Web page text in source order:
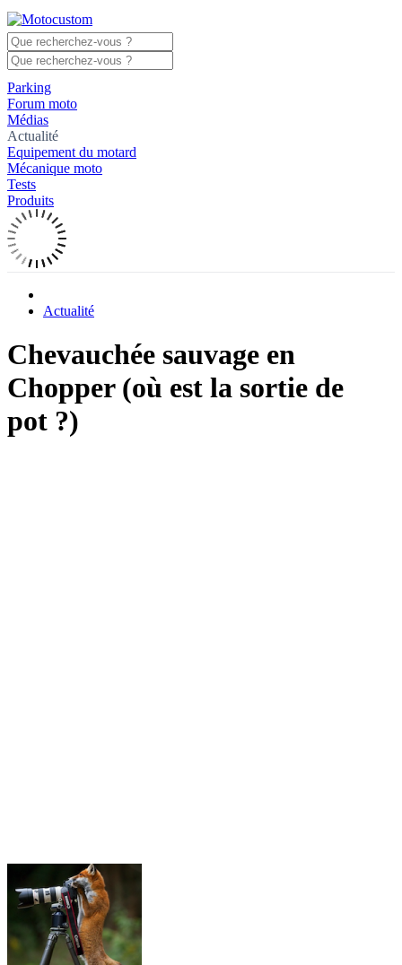
Parking
Forum moto
Médias
Actualité
Equipement du motard
Mécanique moto
Tests
Produits
Actualité
Chevauchée sauvage en
Chopper (où est la sortie de
pot ?)